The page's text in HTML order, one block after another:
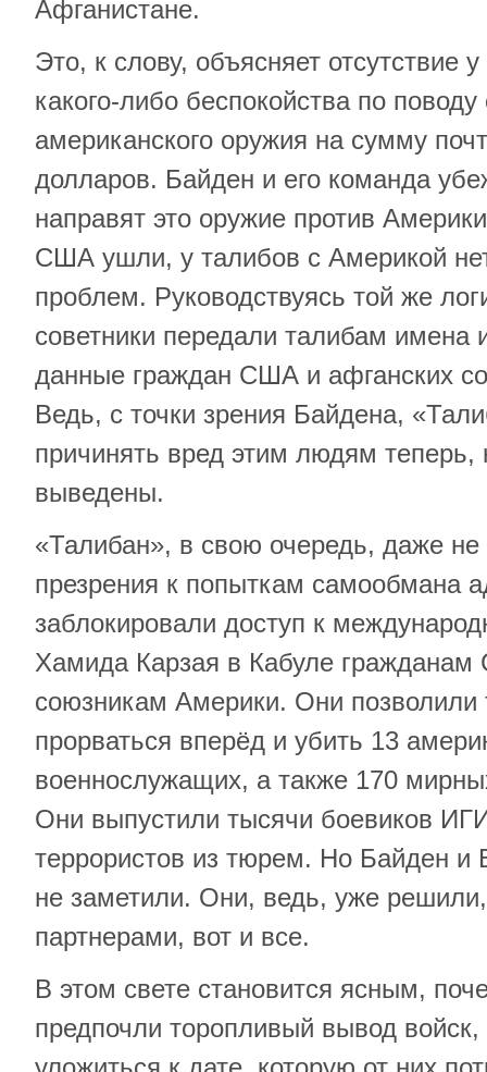
Афганистане.
Это, к слову, объясняет отсутствие
какого-либо беспокойства по
американского оружия на сумму
долларов. Байден и его команда
направят это оружие против
США ушли, у талибов с Америкой
проблем. Руководствуясь той же
советники передали талибам имена
данные граждан США и афганских
Ведь, с точки зрения Байдена,
причинять вред этим людям
выведены.
«Талибан», в свою очередь, даже не
презрения к попыткам самообмана
заблокировали доступ к
Хамида Карзая в Кабуле
союзникам Америки. Они
прорваться вперёд и убить 13
военнослужащих, а также 170
Они выпустили тысячи боевиков
террористов из тюрем. Но Байден и
не заметили. Они, ведь, уже
партнерами, вот и все.
В этом свете становится ясным,
предпочли торопливый вывод